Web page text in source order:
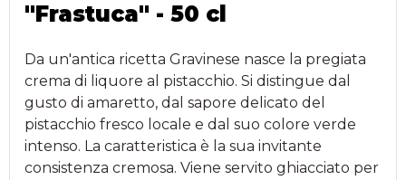
"Frastuca" - 50 cl
Da un'antica ricetta Gravinese nasce la pregiata
crema di liquore al pistacchio. Si distingue dal
gusto di amaretto, dal sapore delicato del
pistacchio fresco locale e dal suo colore verde
intenso. La caratteristica è la sua invitante
consistenza cremosa. Viene servito ghiacciato per